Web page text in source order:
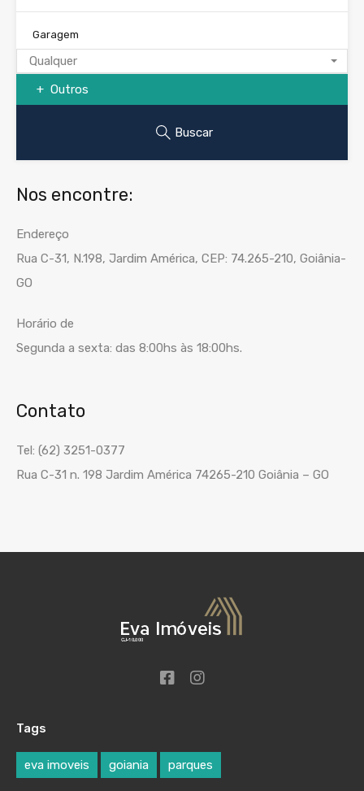
Garagem
Qualquer
Outros
Buscar
Nos encontre:
Endereço
Rua C-31, N.198, Jardim América, CEP: 74.265-210, Goiânia-
GO
Horário de
Segunda a sexta: das 8:00hs às 18:00hs.
Contato
Tel: (62) 3251-0377
Rua C-31 n. 198 Jardim América 74265-210 Goiânia – GO
Tags
eva imoveis goiania parques